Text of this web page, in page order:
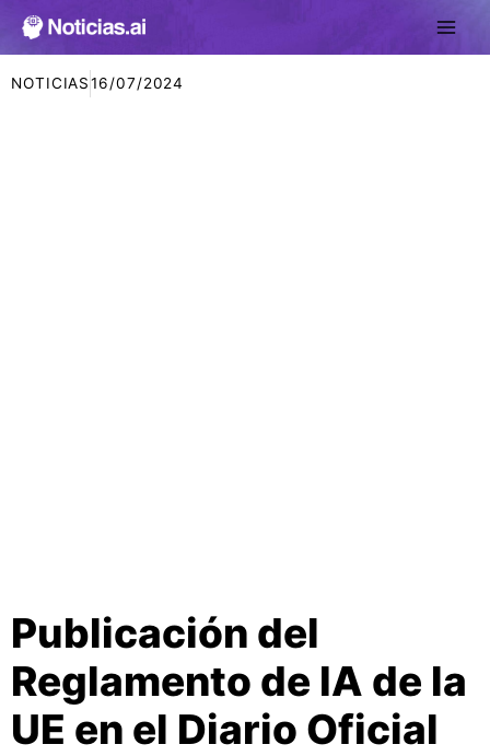
NOTICIAS 16/07/2024
Publicación del
Reglamento de IA de la
UE en el Diario Oficial